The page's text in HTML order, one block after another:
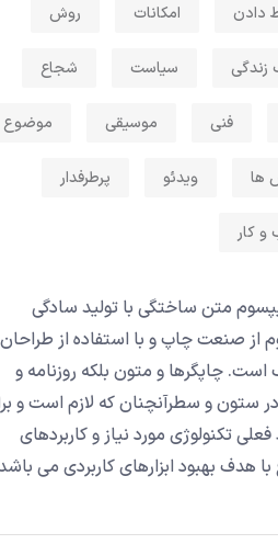
دادن امکانات روش
سیاست شجاع
فنی موسیقی موضوع
ها ویدئو پرطرفدار
کار
متن ساختگی با تولید سادگی
از صنعت چاپ و با استفاده از طراحان
است. چاپگرها و متون بلکه روزنامه و
ستون و سطرآنچنان که لازم است و
تکنولوژی مورد نیاز و کاربردهای
هدف بهبود ابزارهای کاربردی می